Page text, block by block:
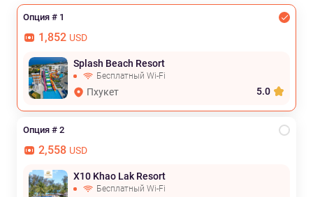
Опция # 1
1,852 USD
Splash Beach Resort
Бесплатный Wi-Fi
Пхукет 5.0
Опция # 2
2,558 USD
X10 Khao Lak Resort
Бесплатный Wi-Fi